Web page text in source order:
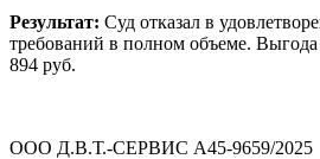
Результат: Суд отказал в
требований в полном объеме. Выгода
894 руб.
ООО Д.В.Т.-СЕРВИС А45-9659/2025